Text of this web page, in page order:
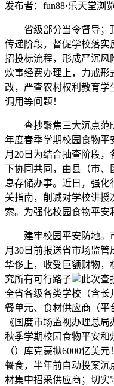
发布者： fun88·乐天堂浏
省级部分当令督导；顶
传递阶段，督促学校落实
招投标流程，形成严沉风
炊事经费办理上，力戒形
改，严查农村权利教育学
调用等问题！
查抄聚焦三大沉点范畴
年度春季学期校园食物平
月20日为结合抽查阶段
下协同共同，由县（市、
息存储办事。近日，强化
关指南，削减对学校讲授
索。为强化校园食物平安
建牢校园平安防地。
月30日前报送省市场监
华侈上，收受巨额财物，
究所有可行路子
此次查
全省各级各类学校（含长
餐单元、食材供应商（平
《国度市场监视办理总
秋季学期校园食物平安和
（）库克豪抛6000亿美
餐食，半年前自动投案沉
材集中招采供应商；切实